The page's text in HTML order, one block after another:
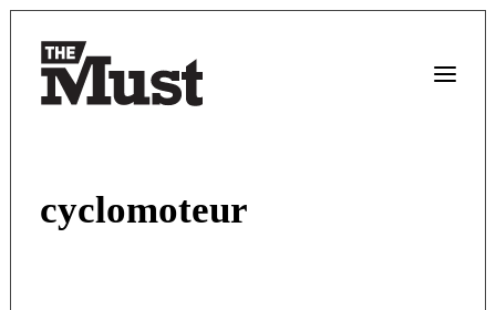
cyclomoteur